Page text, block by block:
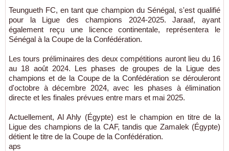
Teungueth FC, en tant que champion du Sénégal, s'est qualifié
pour la Ligue des champions 2024-2025. Jaraaf, ayant
également reçu une licence continentale, représentera le
Sénégal à la Coupe de la Confédération.
Les tours préliminaires des deux compétitions auront lieu du 16
au 18 août 2024. Les phases de groupes de la Ligue des
champions et de la Coupe de la Confédération se dérouleront
d'octobre à décembre 2024, avec les phases à élimination
directe et les finales prévues entre mars et mai 2025.
Actuellement, Al Ahly (Égypte) est le champion en titre de la
Ligue des champions de la CAF, tandis que Zamalek (Égypte)
détient le titre de la Coupe de la Confédération.
aps